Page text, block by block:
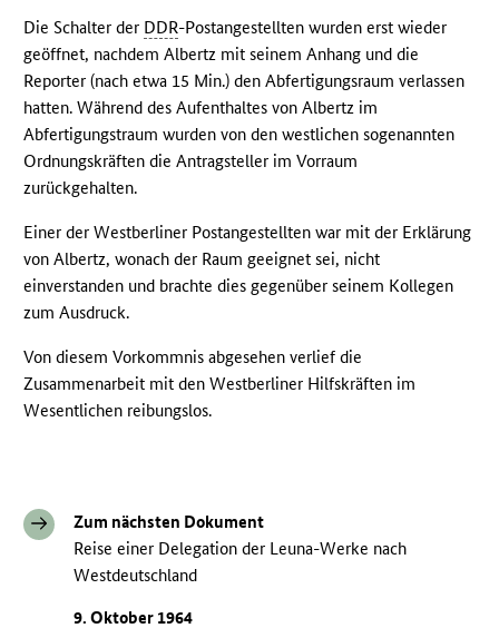
Die Schalter der DDR-Postangestellten wurden erst wieder
geöffnet, nachdem Albertz mit seinem Anhang und die
Reporter (nach etwa 15 Min.) den Abfertigungsraum verlassen
hatten. Während des Aufenthaltes von Albertz im
Abfertigungstraum wurden von den westlichen sogenannten
Ordnungskräften die Antragsteller im Vorraum
zurückgehalten.
Einer der Westberliner Postangestellten war mit der Erklärung
von Albertz, wonach der Raum geeignet sei, nicht
einverstanden und brachte dies gegenüber seinem Kollegen
zum Ausdruck.
Von diesem Vorkommnis abgesehen verlief die
Zusammenarbeit mit den Westberliner Hilfskräften im
Wesentlichen reibungslos.
Zum nächsten Dokument
Reise einer Delegation der Leuna-Werke nach
Westdeutschland
9. Oktober 1964